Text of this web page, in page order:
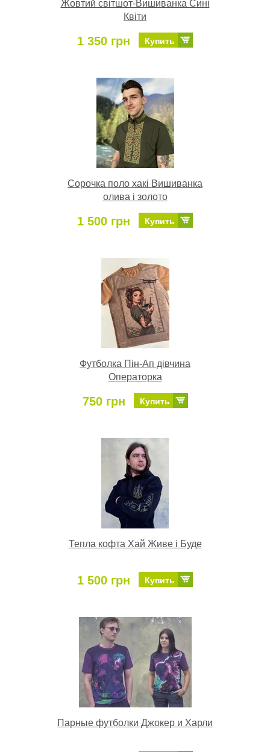
Жовтий світшот-Вишиванка Сині
Квіти
1 350 грн Купить
Сорочка поло хакі Вишиванка
олива і золото
1 500 грн Купить
Футболка Пін-Ап дівчина
Операторка
750 грн Купить
Тепла кофта Хай Живе і Буде
1 500 грн Купить
Парные футболки Джокер и Харли